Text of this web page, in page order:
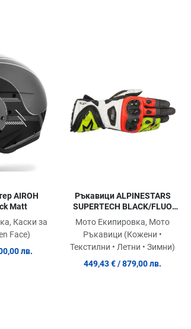
Quick View
AIROH
Matt
Каски за
Face)
лв.
Ръкавици ALPINESTARS
SUPERTECH BLACK/FLUO
YELLOW/RED
Мото Екипировка, Мото
Ръкавици (Кожени •
Текстилни • Летни • Зимни)
449,43 €/ 879,00 лв.